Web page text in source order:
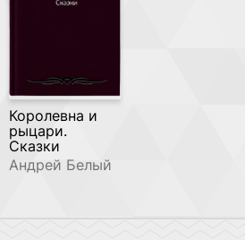
Королевна и
рыцари.
Сказки
Андрей Белый